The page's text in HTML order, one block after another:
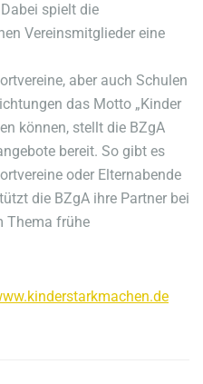
spielt die
Vereinsmitglieder eine
aber auch Schulen
das Motto „Kinder
können, stellt die BZgA
bereit. So gibt es
oder Elternabende
die BZgA ihre Partner bei
Thema frühe